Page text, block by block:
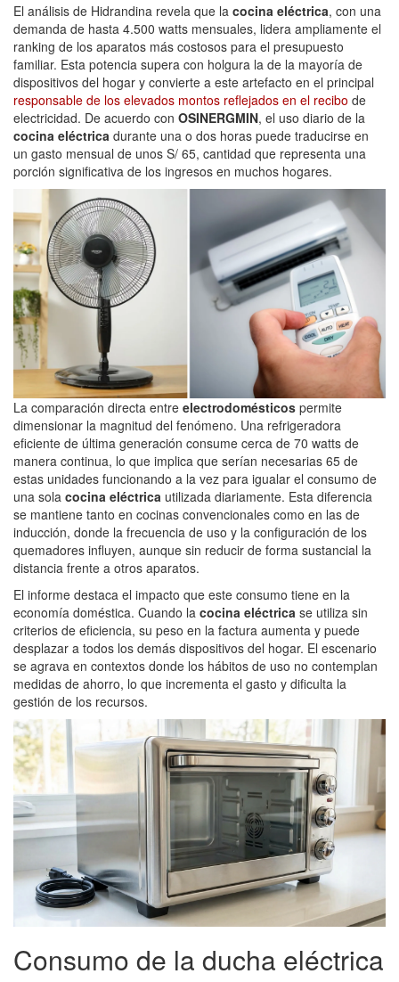
El análisis de Hidrandina revela que la cocina eléctrica, con una
demanda de hasta 4.500 watts mensuales, lidera ampliamente el
ranking de los aparatos más costosos para el presupuesto
familiar. Esta potencia supera con holgura la de la mayoría de
dispositivos del hogar y convierte a este artefacto en el principal
responsable de los elevados montos reflejados en el recibo de
electricidad. De acuerdo con OSINERGMIN, el uso diario de la
cocina eléctrica durante una o dos horas puede traducirse en
un gasto mensual de unos S/ 65, cantidad que representa una
porción significativa de los ingresos en muchos hogares.
La comparación directa entre electrodomésticos permite
dimensionar la magnitud del fenómeno. Una refrigeradora
eficiente de última generación consume cerca de 70 watts de
manera continua, lo que implica que serían necesarias 65 de
estas unidades funcionando a la vez para igualar el consumo de
una sola cocina eléctrica utilizada diariamente. Esta diferencia
se mantiene tanto en cocinas convencionales como en las de
inducción, donde la frecuencia de uso y la configuración de los
quemadores influyen, aunque sin reducir de forma sustancial la
distancia frente a otros aparatos.
El informe destaca el impacto que este consumo tiene en la
economía doméstica. Cuando la cocina eléctrica se utiliza sin
criterios de eficiencia, su peso en la factura aumenta y puede
desplazar a todos los demás dispositivos del hogar. El escenario
se agrava en contextos donde los hábitos de uso no contemplan
medidas de ahorro, lo que incrementa el gasto y dificulta la
gestión de los recursos.
Consumo de la ducha eléctrica